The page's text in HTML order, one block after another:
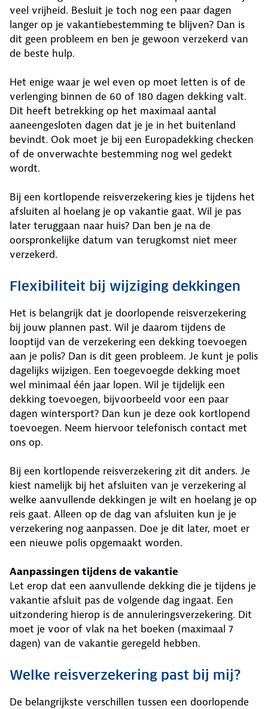
veel vrijheid. Besluit je toch nog een paar dagen
langer op je vakantiebestemming te blijven? Dan is
dit geen probleem en ben je gewoon verzekerd van
de beste hulp.
Het enige waar je wel even op moet letten is of de
verlenging binnen de 60 of 180 dagen dekking valt.
Dit heeft betrekking op het maximaal aantal
aaneengesloten dagen dat je je in het buitenland
bevindt. Ook moet je bij een Europadekking checken
of de onverwachte bestemming nog wel gedekt
wordt.
Bij een kortlopende reisverzekering kies je tijdens het
afsluiten al hoelang je op vakantie gaat. Wil je pas
later teruggaan naar huis? Dan ben je na de
oorspronkelijke datum van terugkomst niet meer
verzekerd.
Flexibiliteit bij wijziging dekkingen
Het is belangrijk dat je doorlopende reisverzekering
bij jouw plannen past. Wil je daarom tijdens de
looptijd van de verzekering een dekking toevoegen
aan je polis? Dan is dit geen probleem. Je kunt je polis
dagelijks wijzigen. Een toegevoegde dekking moet
wel minimaal één jaar lopen. Wil je tijdelijk een
dekking toevoegen, bijvoorbeeld voor een paar
dagen wintersport? Dan kun je deze ook kortlopend
toevoegen. Neem hiervoor telefonisch contact met
ons op.
Bij een kortlopende reisverzekering zit dit anders. Je
kiest namelijk bij het afsluiten van je verzekering al
welke aanvullende dekkingen je wilt en hoelang je op
reis gaat. Alleen op de dag van afsluiten kun je je
verzekering nog aanpassen. Doe je dit later, moet er
een nieuwe polis opgemaakt worden.
Aanpassingen tijdens de vakantie
Let erop dat een aanvullende dekking die je tijdens je
vakantie afsluit pas de volgende dag ingaat. Een
uitzondering hierop is de annuleringsverzekering. Dit
moet je voor of vlak na het boeken (maximaal 7
dagen) van de vakantie geregeld hebben.
Welke reisverzekering past bij mij?
De belangrijkste verschillen tussen een doorlopende